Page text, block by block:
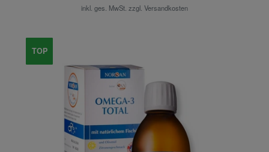
inkl. ges. MwSt. zzgl. Versandkosten
TOP